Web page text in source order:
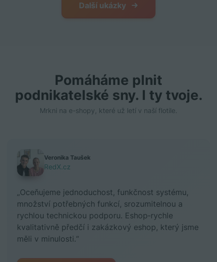
Další ukázky
Pomáháme plnit
podnikatelské sny. I ty tvoje.
Mrkni na e-shopy, které už letí v naší flotile.
Veronika Taušek
RedX.cz
„Oceňujeme jednoduchost, funkčnost systému,
množství potřebných funkcí, srozumitelnou a
rychlou technickou podporu. Eshop‑rychle
kvalitativně předčí i zakázkový eshop, který jsme
měli v minulosti.“